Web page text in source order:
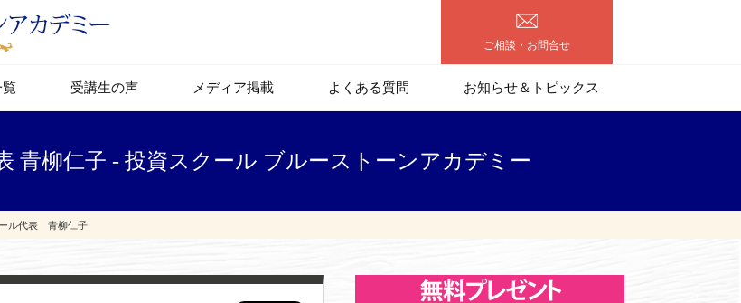
ご相談・お問合せ
覧 受講生の声 メディア掲載 よくある質問 お知らせ＆トピックス
青柳仁子 - 投資スクール ブルーストーンアカデミー
ル代表 青柳仁子